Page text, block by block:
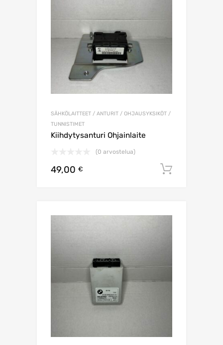
SÄHKÖLAITTEET / ANTURIT / OHJAUSYKSIKÖT /
TUNNISTIMET
Kiihdytysanturi Ohjainlaite
(0 arvostelua)
49,00 €